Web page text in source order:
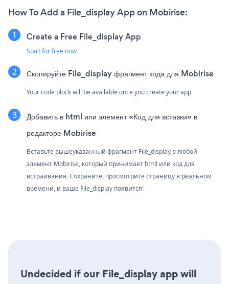
How To Add a File_display App on Mobirise:
Create a Free File_display App
Start for free now
Скопируйте File_display фрагмент кода для Mobirise
Your code block will be available once you create your app
Добавить в html или элемент «Код для вставки» в
редакторе Mobirise
Вставьте вышеуказанный фрагмент File_display в любой
элемент Mobirise, который принимает html или код для
встраивания. Сохраните, просмотрите страницу в реальном
времени, и ваше File_display появится!
Undecided if our File_display app will